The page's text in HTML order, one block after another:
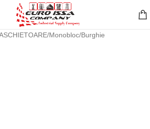
/Monobloc/Burghie